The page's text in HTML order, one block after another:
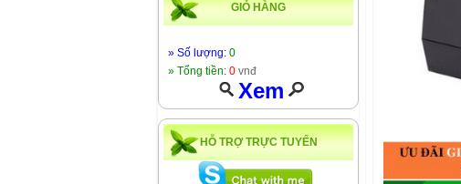
GIỎ HÀNG
» Số lượng: 0
» Tổng tiền: 0 vnđ
Xem
HỖ TRỢ TRỰC TUYẾN